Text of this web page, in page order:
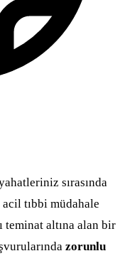
sırasında
tıbbi müdahale
teminat altına alan bir
zorunlu